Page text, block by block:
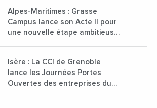
Alpes-Maritimes : Grasse
Campus lance son Acte II pour
une nouvelle étape ambitieuse
Isère : La CCI de Grenoble
lance les Journées Portes
Ouvertes des entreprises du